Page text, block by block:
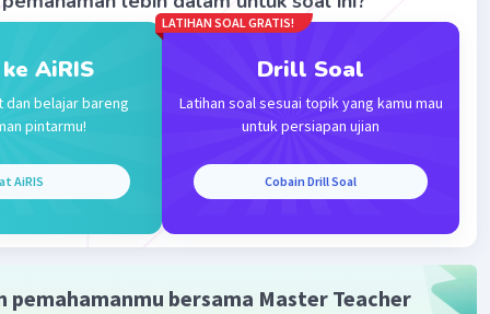
AiRIS
dan belajar bareng
pintarmu!
AiRIS
LATIHAN SOAL GRATIS!
Drill Soal
Latihan soal sesuai topik yang kamu mau
untuk persiapan ujian
Cobain Drill Soal
pemahamanmu bersama Master Teacher